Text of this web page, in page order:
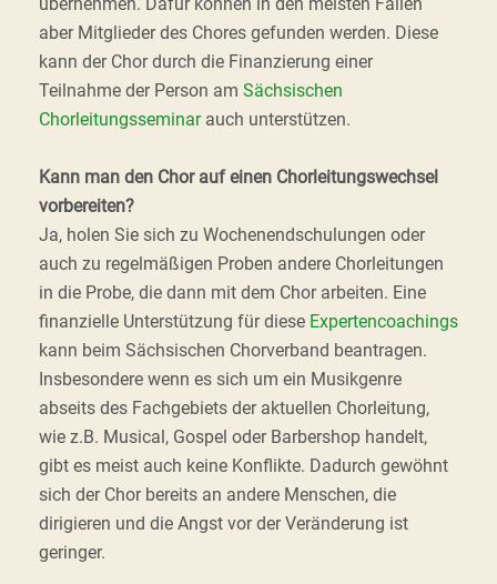
aber Mitglieder des Chores gefunden werden. Diese
kann der Chor durch die Finanzierung einer
Teilnahme der Person am Sächsischen
Chorleitungsseminarauch unterstützen.
Kann man den Chor auf einen Chorleitungswechsel
vorbereiten?
Ja, holen Sie sich zu Wochenendschulungen oder
auch zu regelmäßigen Proben andere Chorleitungen
in die Probe, die dann mit dem Chor arbeiten. Eine
finanzielle Unterstützung für diese Expertencoachings
kann beim Sächsischen Chorverband beantragen.
Insbesondere wenn es sich um ein Musikgenre
abseits des Fachgebiets der aktuellen Chorleitung,
wie z.B. Musical, Gospel oder Barbershop handelt,
gibt es meist auch keine Konflikte. Dadurch gewöhnt
sich der Chor bereits an andere Menschen, die
dirigieren und die Angst vor der Veränderung ist
geringer.